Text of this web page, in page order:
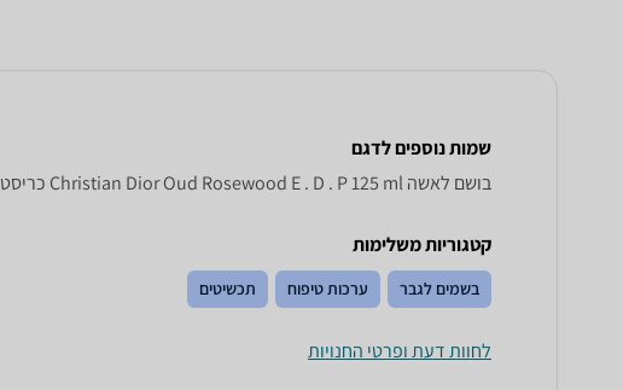
שמות נוספים לדגם
בושם לאשה Christian Dior Oud Rosewood E . D . P 125 ml כריסטיאן דיור, Oud Rosewood E.D.P 125ml Christian Dior , Christian Dior Oud Rosewood E.D.P 125ml
קטגוריות משלימות
בשמים לגבר ערכות טיפוח תכשיטים
לחוות דעת ופרטי החנויות